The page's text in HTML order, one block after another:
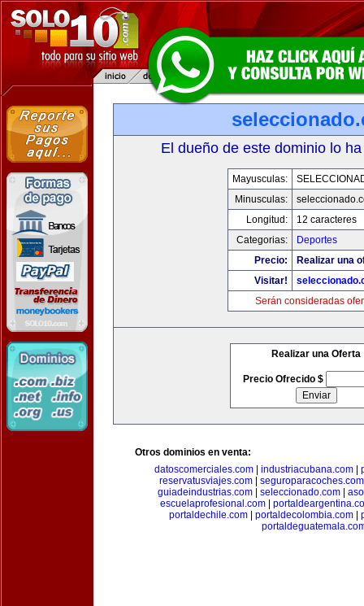
El dueño de este dominio lo
Mayusculas:
Minusculas:
Longitud:
12 caracteres
Categorias:
Deportes
Precio:
Realizar una
Visitar!
Serán consideradas
Realizar una Oferta
Precio Ofrecido $
Otros dominios en venta:
datoscomerciales.com| industriacubana.com|
reservatusviajes.com| seguroparacoches.com
guiadeindustrias.com
seleccionado.com
escuelaprofesional.com
portaldechile.com
portaldecolombia.com